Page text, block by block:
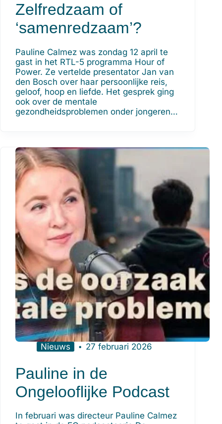
Zelfredzaam of
‘samenredzaam’?
Pauline Calmez was zondag 12 april te
gast in het RTL-5 programma Hour of
Power. Ze vertelde presentator Jan van
den Bosch over haar persoonlijke reis,
geloof, hoop en liefde. Het gesprek ging
ook over de mentale
gezondheidsproblemen onder jongeren…
Nieuws 27 februari 2026
Pauline in de
Ongelooflijke Podcast
In februari was directeur Pauline Calmez